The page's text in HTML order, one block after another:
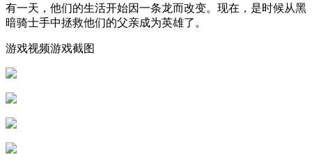
有一天，他们的生活开始因一条龙而改变。现在，是时候从黑
暗骑士手中拯救他们的父亲成为英雄了。
游戏视频游戏截图